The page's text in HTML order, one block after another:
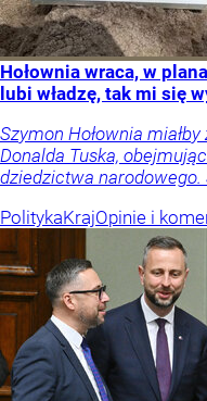
Hołownia wraca, w
lubi władzę, tak mi się
Szymon Hołownia
Donalda Tuska,
dziedzictwa
PolitykaKrajOpinie i